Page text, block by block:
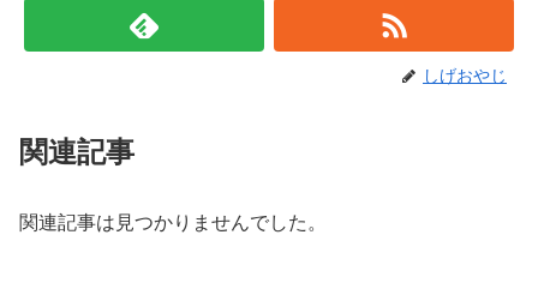
しげおやじ
関連記事
関連記事は見つかりませんでした。